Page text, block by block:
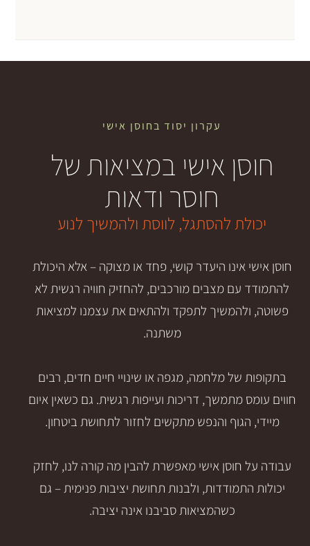
עקרון יסוד בחוסן אישי
אישי במציאות של
חוסר ודאות
להסתגל, לווסת ולהמשיך לנוע
היעדר קושי, פחד או מצוקה – אלא היכולת
מצבים מורכבים, להחזיק חוויה רגשית לא
לתפקד ולהתאים את עצמנו למציאות
מלחמה, מגפה או שינויי חיים חדים, רבים
דריכות ועייפות רגשית. גם כשאין איום
והנפש מתקשים לחזור לתחושת ביטחון.
אישי מאפשרת להבין מה קורה לנו, לחזק
ולבנות תחושת יציבות פנימית – גם
כשהמציאות סביבנו אינה יציבה.